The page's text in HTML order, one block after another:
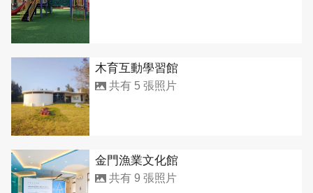
木育互動學習館
共有 5 張照片
金門漁業文化館
共有 9 張照片